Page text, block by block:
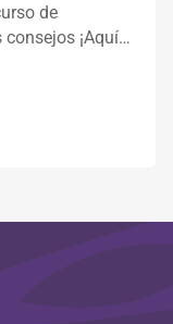
de
¡Aquí…